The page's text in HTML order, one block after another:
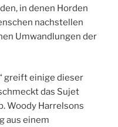
in denen Horden
nachstellen
Umwandlungen der
greift einige dieser
das Sujet
Woody Harrelsons
aus einem